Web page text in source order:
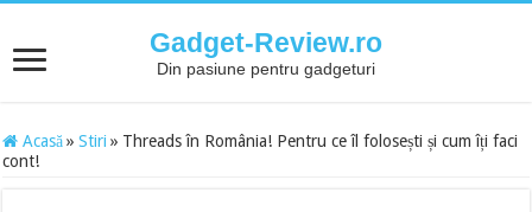
Gadget-Review.ro
Din pasiune pentru gadgeturi
Acasă » Stiri » Threads în România! Pentru ce îl folosești și cum îți faci
cont!